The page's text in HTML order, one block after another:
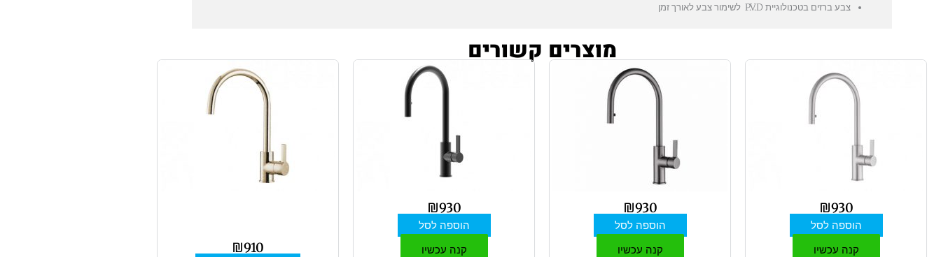
צבע ברזים בטכנולוגיית P.V.D לשימור צבע לאורך זמן
מוצרים קשורים
₪930
הוספה לסל
קנה עכשיו
₪930
הוספה לסל
קנה עכשיו
₪930
הוספה לסל
קנה עכשיו
₪910
למוצר